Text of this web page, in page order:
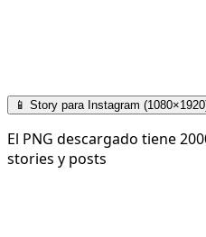
📱 Story para Instagram
El PNG descargado tiene
stories y posts